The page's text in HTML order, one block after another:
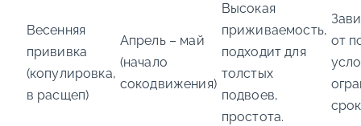
Весенняя
прививка
(копулировка,
в расщеп)
Апрель – май
(начало
сокодвижения)
Высокая
приживаемость,
подходит для
толстых
подвоев,
простота.
от